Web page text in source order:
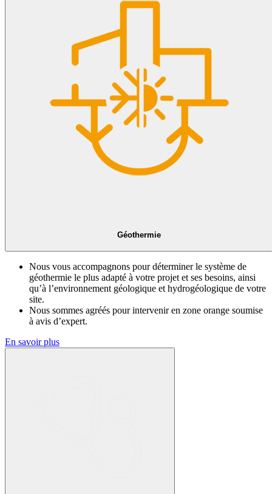
Géothermie
Nous vous accompagnons pour déterminer le système de
géothermie le plus adapté à votre projet et ses besoins, ainsi
qu’à l’environnement géologique et hydrogéologique de votre
site.
Nous sommes agréés pour intervenir en zone orange soumise
à avis d’expert.
En savoir plus